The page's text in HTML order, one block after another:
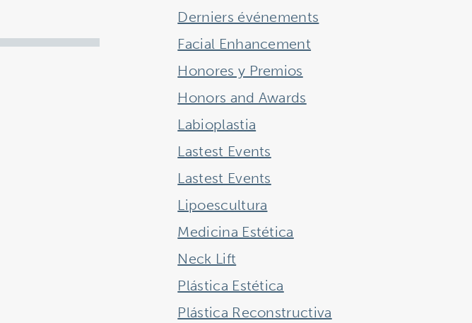
Derniers événements
Facial Enhancement
Honores y Premios
Honors and Awards
Labioplastia
Lastest Events
Lastest Events
Lipoescultura
Medicina Estética
Neck Lift
Plástica Estética
Plástica Reconstructiva